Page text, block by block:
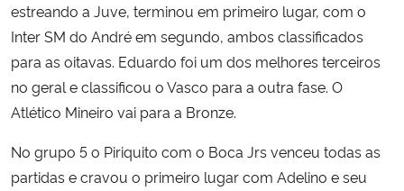
estreando a Juve, terminou em primeiro lugar, com o
Inter SM do André em segundo, ambos classificados
para as oitavas. Eduardo foi um dos melhores terceiros
no geral e classificou o Vasco para a outra fase. O
Atlético Mineiro vai para a Bronze.
No grupo 5 o Piriquito com o Boca Jrs venceu todas as
partidas e cravou o primeiro lugar com Adelino e seu